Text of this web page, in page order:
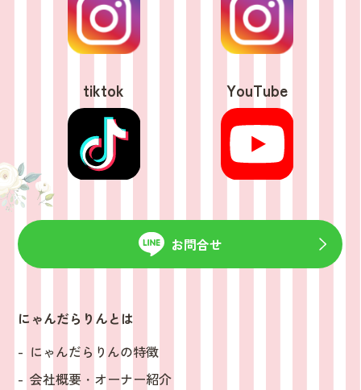
tiktok YouTube
お問合せ
にゃんだらりんとは
にゃんだらりんの特徴
会社概要・オーナー紹介